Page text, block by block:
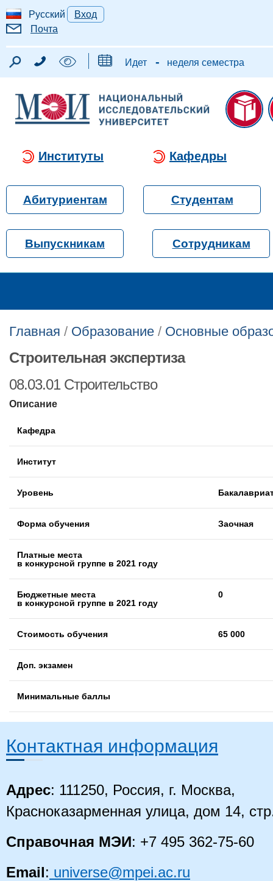
Русский
Вход
Почта
Идет - неделя семестра
Институты Кафедры
Абитуриентам Студентам
Выпускникам Сотрудникам
Главная / Образование / Основные
Строительная экспертиза
08.03.01 Строительство
Описание
Кафедра
Институт
Уровень
Форма обучения Заочная
Платные места
в конкурсной группе в 2021 году
Бюджетные места
в конкурсной группе в 2021 году
0
Стоимость обучения 65 000
Доп. экзамен
Минимальные баллы
Контактная информация
Адрес: 111250, Россия, г. Москва,
Красноказарменная улица, дом 14,
Справочная МЭИ: +7 495 362-75-60
Email: universe@mpei.ac.ru